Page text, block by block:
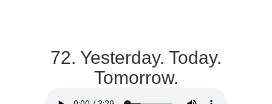
72. Yesterday. Today.
Tomorrow.